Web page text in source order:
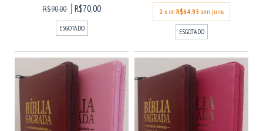
R$90,00
R$70,00
ESGOTADO
2 x de R$64,95 sem juros
ESGOTADO